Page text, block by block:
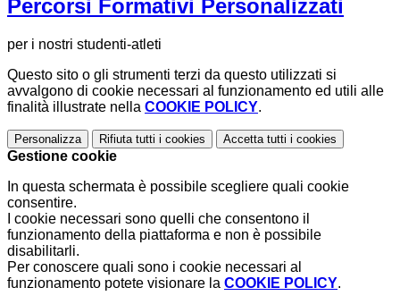
Percorsi Formativi Personalizzati
per i nostri studenti-atleti
Questo sito o gli strumenti terzi da questo utilizzati si
avvalgono di cookie necessari al funzionamento ed utili alle
finalità illustrate nella COOKIE POLICY.
Personalizza Rifiuta tutti i cookies Accetta tutti i cookies
Gestione cookie
In questa schermata è possibile scegliere quali cookie
consentire.
I cookie necessari sono quelli che consentono il
funzionamento della piattaforma e non è possibile
disabilitarli.
Per conoscere quali sono i cookie necessari al
funzionamento potete visionare la COOKIE POLICY.